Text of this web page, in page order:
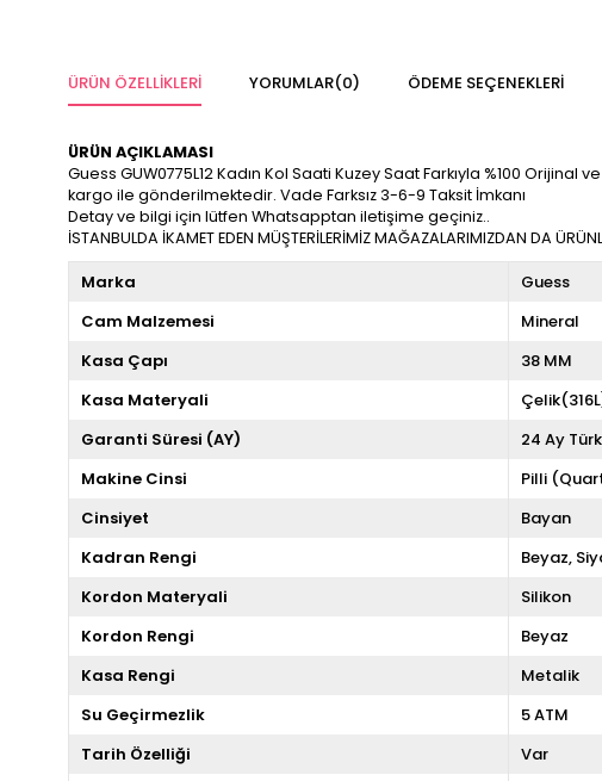
ÜRÜN ÖZELLIKLERI YORUMLAR(0) ÖDEME SEÇENEKLERI
ÜRÜN AÇIKLAMASI
Guess GUW0775L12 Kadın Kol Saati Kuzey Saat Farkıyla %100
kargo ile gönderilmektedir. Vade Farksız 3-6-9 Taksit İmkanı
Detay ve bilgi için lütfen Whatsapptan iletişime geçiniz..
İSTANBULDA İKAMET EDEN MÜŞTERİLERİMİZ MAĞAZALARIMIZDAN DA
Marka
Guess
Cam Malzemesi
Mineral
Kasa Çapı
38 MM
Kasa Materyali
Garanti Süresi (AY)
24 Ay
Makine Cinsi
Pilli
Cinsiyet
Bayan
Kadran Rengi
Beyaz
Kordon Materyali
Silikon
Kordon Rengi
Beyaz
Kasa Rengi
Metalik
Su Geçirmezlik
5 ATM
Tarih Özelliği
Var